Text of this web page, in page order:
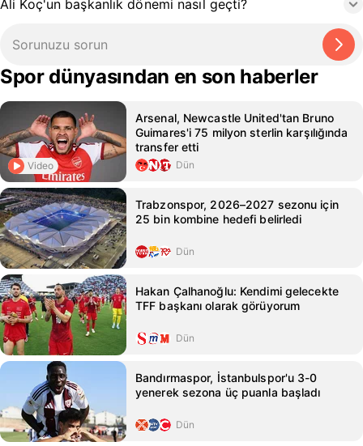
Ali Koç'un başkanlık dönemi nasıl geçti?
Spor dünyasından en son haberler
Video
Arsenal, Newcastle United'tan Bruno
Guimares'i 75 milyon sterlin karşılığında
transfer etti
Dün
Trabzonspor, 2026–2027 sezonu için
25 bin kombine hedefi belirledi
Dün
Hakan Çalhanoğlu: Kendimi gelecekte
TFF başkanı olarak görüyorum
Dün
Bandırmaspor, İstanbulspor'u 3-0
yenerek sezona üç puanla başladı
Dün